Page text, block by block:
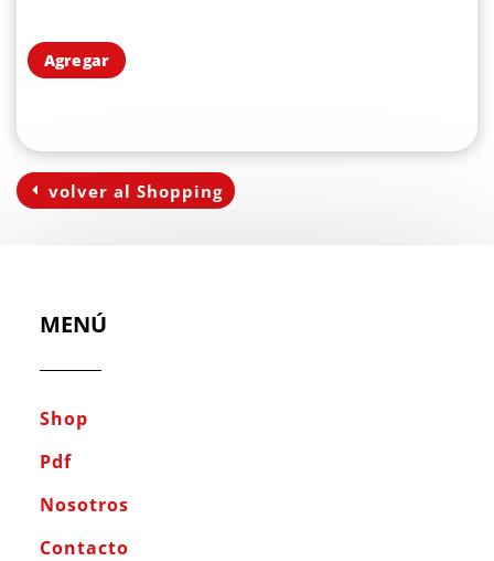
Agregar
volver al Shopping
MENÚ
Shop
Pdf
Nosotros
Contacto